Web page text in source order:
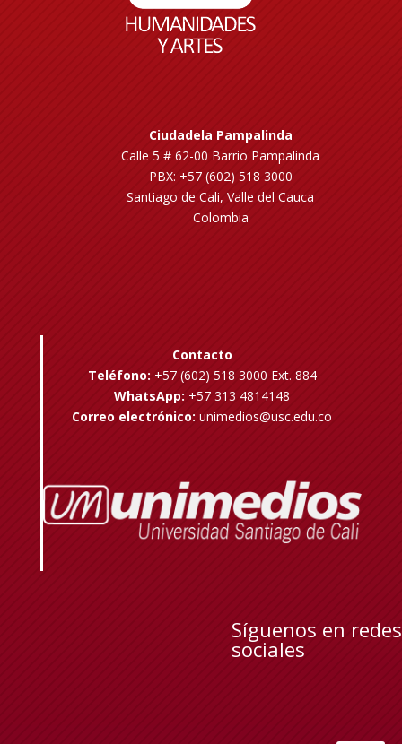
Ciudadela Pampalinda
Calle 5 # 62-00 Barrio Pampalinda
PBX: +57 (602) 518 3000
Santiago de Cali, Valle del Cauca
Colombia
Contacto
Teléfono: +57 (602) 518 3000 Ext. 884
WhatsApp: +57 313 4814148
Correo electrónico: unimedios@usc.edu.co
Síguenos en redes
sociales